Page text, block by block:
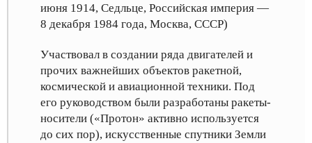
июня 1914, Седльце, Российская империя —
8 декабря 1984 года, Москва, СССР)
Участвовал в создании ряда двигателей и
прочих важнейших объектов ракетной,
космической и авиационной техники. Под
его руководством были разработаны ракеты-
носители («Протон» активно используется
до сих пор), искусственные спутники Земли